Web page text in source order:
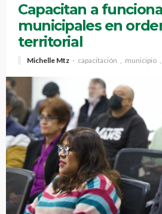
Capacitan a
municipales en
territorial
Michelle Mtz capacitación municipio